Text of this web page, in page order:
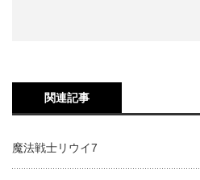
関連記事
魔法戦士リウイ7